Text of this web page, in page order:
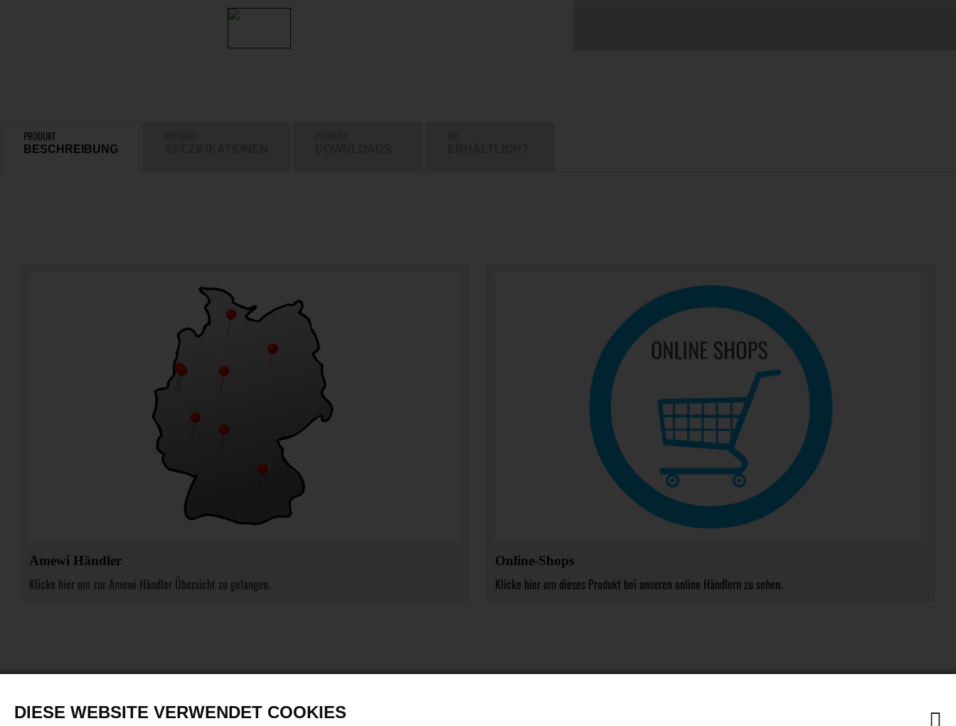
PRODUKT
BESCHREIBUNG
Amewi Händler
Klicke hier um zur Amewi Händler Übersicht zu gelangen.
Online-Shops
Klicke hier um dieses Produkt bei unseren online Händlern zu sehen.
DIESE WEBSITE VERWENDET COOKIES